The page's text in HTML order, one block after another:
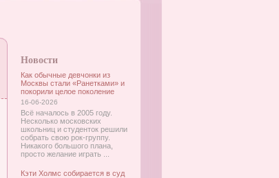
Новости
Как обычные девчонки из
Москвы стали «Ранетками» и
покорили целое поколение
16-06-2026
Всё началось в 2005 году.
Несколько московских
школьниц и студенток решили
собрать свою рок-группу.
Никакого большого плана,
просто желание играть ...
Кэти Холмс собирается в суд